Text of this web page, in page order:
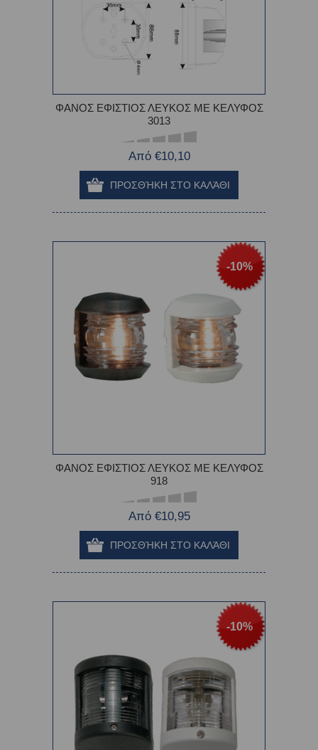
ΦΑΝΟΣ ΕΦΙΣΤΙΟΣ ΛΕΥΚΟΣ ME ΚΕΛΥΦΟΣ
3013
Από €10,10
-10%
ΦΑΝΟΣ ΕΦΙΣΤΙΟΣ ΛΕΥΚΟΣ ME ΚΕΛΥΦΟΣ
918
Από €10,95
-10%